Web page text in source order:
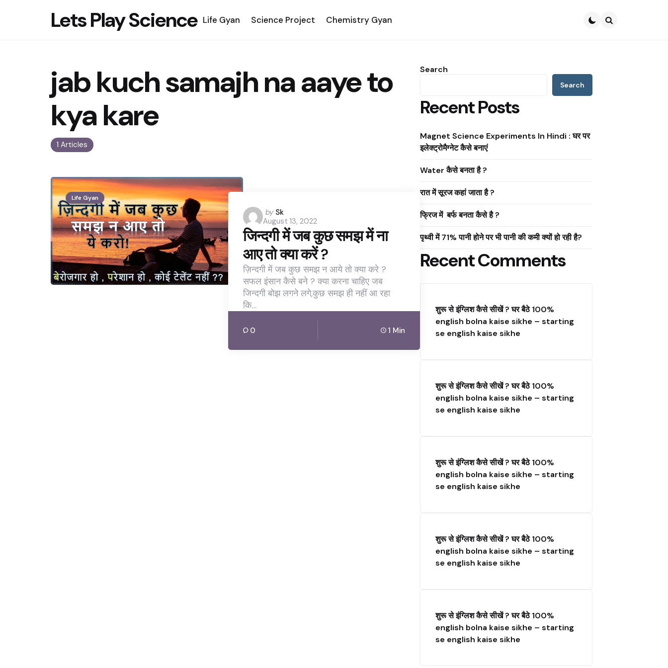
Lets Play Science Life Gyan Science Project Chemistry Gyan
1 Articles
jab kuch samajh na aaye to
kya kare
Life Gyan
Posted
by
by Sk
August 13, 2022
जिन्दगी में जब कुछ समझ में ना
आए तो क्या करें ?
ज़िन्दगी में जब कुछ समझ न आये तो क्या करे ?
सफल इंसान कैसे बने ? क्या करना चाहिए जब
जिन्दगी बोझ लगने लगे,कुछ समझ ही नहीं आ रहा
कि…
0 1 Min
Search
Search
Recent Posts
Magnet Science Experiments In Hindi : घर पर
इलेक्ट्रोमैग्नेट कैसे बनाएं
Water कैसे बनता है ?
रात में सूरज कहां जाता है ?
फ्रिज में बर्फ बनता कैसे है ?
पृथ्वी में 71% पानी होने पर भी पानी की कमी क्यों हो रही है?
Recent Comments
शुरू से इंग्लिश कैसे सीखें ? घर बैठे 100%
english bolna kaise sikhe – starting
se english kaise sikhe
शुरू से इंग्लिश कैसे सीखें ? घर बैठे 100%
english bolna kaise sikhe – starting
se english kaise sikhe
शुरू से इंग्लिश कैसे सीखें ? घर बैठे 100%
english bolna kaise sikhe – starting
se english kaise sikhe
शुरू से इंग्लिश कैसे सीखें ? घर बैठे 100%
english bolna kaise sikhe – starting
se english kaise sikhe
शुरू से इंग्लिश कैसे सीखें ? घर बैठे 100%
english bolna kaise sikhe – starting
se english kaise sikhe